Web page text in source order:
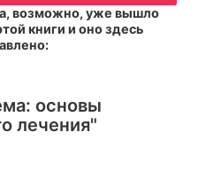
возможно, уже вышло
книги и оно здесь
основы
лечения"